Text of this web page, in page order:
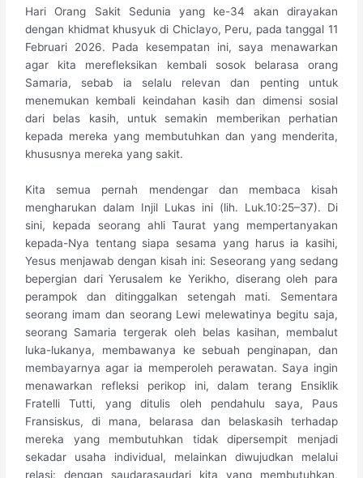
Hari Orang Sakit Sedunia yang ke-34 akan dirayakan
dengan khidmat khusyuk di Chiclayo, Peru, pada tanggal 11
Februari 2026. Pada kesempatan ini, saya menawarkan
agar kita merefleksikan kembali sosok belarasa orang
Samaria, sebab ia selalu relevan dan penting untuk
menemukan kembali keindahan kasih dan dimensi sosial
dari belas kasih, untuk semakin memberikan perhatian
kepada mereka yang membutuhkan dan yang menderita,
khususnya mereka yang sakit.
Kita semua pernah mendengar dan membaca kisah
mengharukan dalam Injil Lukas ini (lih. Luk.10:25–37). Di
sini, kepada seorang ahli Taurat yang mempertanyakan
kepada-Nya tentang siapa sesama yang harus ia kasihi,
Yesus menjawab dengan kisah ini: Seseorang yang sedang
bepergian dari Yerusalem ke Yerikho, diserang oleh para
perampok dan ditinggalkan setengah mati. Sementara
seorang imam dan seorang Lewi melewatinya begitu saja,
seorang Samaria tergerak oleh belas kasihan, membalut
luka-lukanya, membawanya ke sebuah penginapan, dan
membayarnya agar ia memperoleh perawatan. Saya ingin
menawarkan refleksi perikop ini, dalam terang Ensiklik
Fratelli Tutti, yang ditulis oleh pendahulu saya, Paus
Fransiskus, di mana, belarasa dan belaskasih terhadap
mereka yang membutuhkan tidak dipersempit menjadi
sekadar usaha individual, melainkan diwujudkan melalui
relasi: dengan saudarasaudari kita yang membutuhkan,